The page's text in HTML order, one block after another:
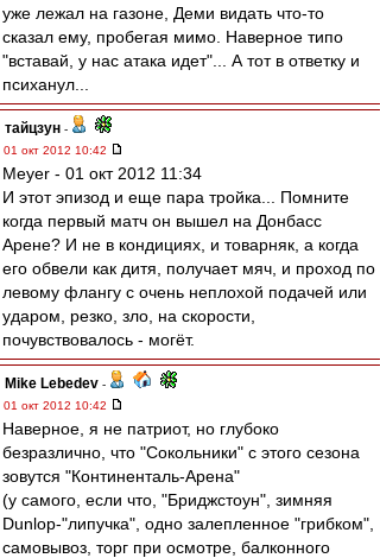
уже лежал на газоне, Деми видать что-то
сказал ему, пробегая мимо. Наверное типо
"вставай, у нас атака идет"... А тот в ответку и
психанул...
тайцзун -
01 окт 2012 10:42
Meyer - 01 окт 2012 11:34
И этот эпизод и еще пара тройка... Помните
когда первый матч он вышел на Донбасс
Арене? И не в кондициях, и товарняк, а когда
его обвели как дитя, получает мяч, и проход по
левому флангу с очень неплохой подачей или
ударом, резко, зло, на скорости,
почувствовалось - могёт.
Mike Lebedev -
01 окт 2012 10:42
Наверное, я не патриот, но глубоко
безразлично, что "Сокольники" с этого сезона
зовутся "Континенталь-Арена"
(у самого, если что, "Бриджстоун", зимняя
Dunlop-"липучка", одно залепленное "грибком",
самовывоз, торг при осмотре, балконного